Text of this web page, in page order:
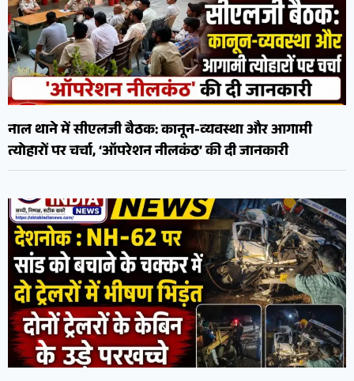
नाल थाने में सीएलजी बैठक: कानून-व्यवस्था और आगामी
त्योहारों पर चर्चा, ‘ऑपरेशन नीलकंठ’ की दी जानकारी